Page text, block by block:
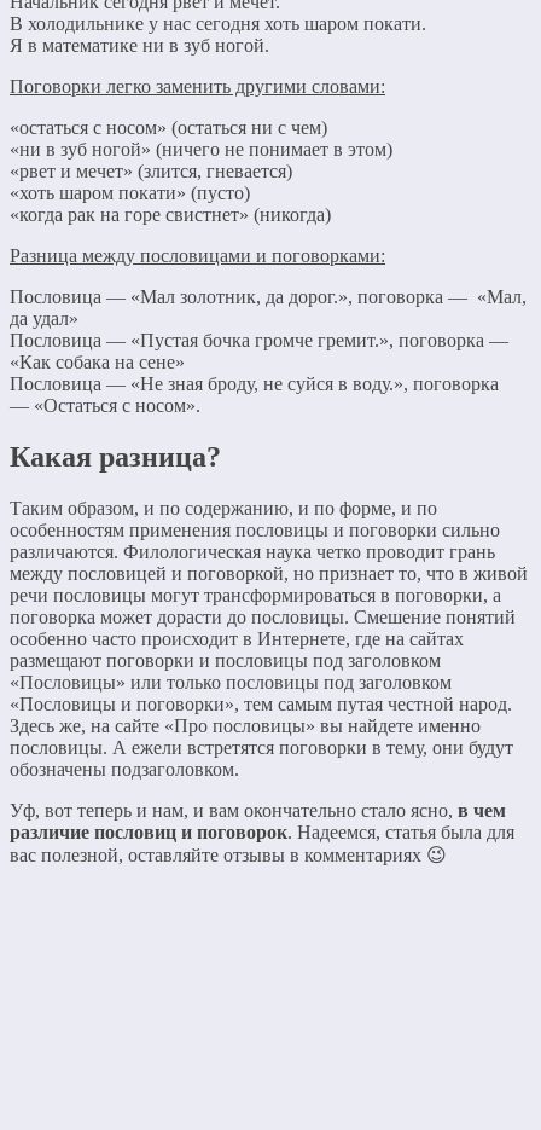
В холодильнике у нас сегодня хоть шаром покати.
Я в математике ни в зуб ногой.
Поговорки легко заменить другими словами:
«остаться с носом» (остаться ни с чем)
«ни в зуб ногой» (ничего не понимает в этом)
«рвет и мечет» (злится, гневается)
«хоть шаром покати» (пусто)
«когда рак на горе свистнет» (никогда)
Разница между пословицами и поговорками:
Пословица — «Мал золотник, да дорог.», поговорка — «Мал,
да удал»
Пословица — «Пустая бочка громче гремит.», поговорка —
«Как собака на сене»
Пословица — «Не зная броду, не суйся в воду.», поговорка
— «Остаться с носом».
Какая разница?
Таким образом, и по содержанию, и по форме, и по
особенностям применения пословицы и поговорки сильно
различаются. Филологическая наука четко проводит грань
между пословицей и поговоркой, но признает то, что в живой
речи пословицы могут трансформироваться в поговорки, а
поговорка может дорасти до пословицы. Смешение понятий
особенно часто происходит в Интернете, где на сайтах
размещают поговорки и пословицы под заголовком
«Пословицы» или только пословицы под заголовком
«Пословицы и поговорки», тем самым путая честной народ.
Здесь же, на сайте «Про пословицы» вы найдете именно
пословицы. А ежели встретятся поговорки в тему, они будут
обозначены подзаголовком.
Уф, вот теперь и нам, и вам окончательно стало ясно, в чем
различие пословиц и поговорок. Надеемся, статья была для
вас полезной, оставляйте отзывы в комментариях 😉